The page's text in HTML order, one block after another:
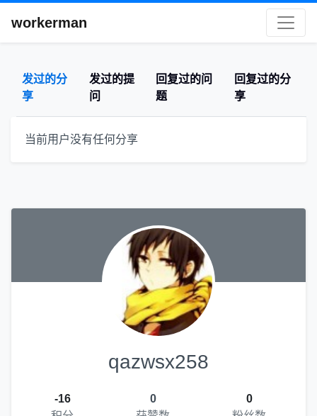
workerman
发过的分
享
发过的提
问
回复过的问
题
回复过的分
享
当前用户没有任何分享
qazwsx258
-16
0
0